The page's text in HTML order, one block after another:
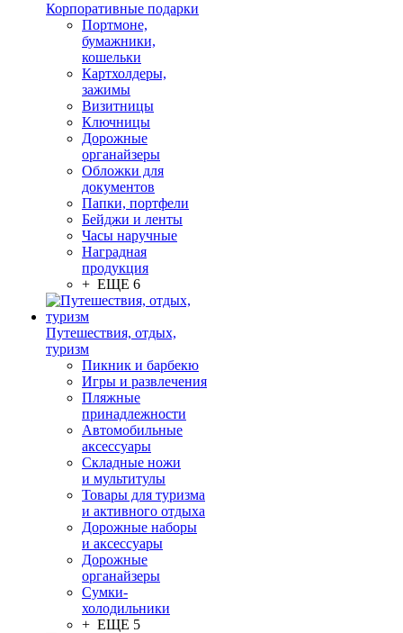
Корпоративные подарки
Портмоне,
бумажники,
кошельки
Картхолдеры,
зажимы
Визитницы
Ключницы
Дорожные
органайзеры
Обложки для
документов
Папки, портфели
Бейджи и ленты
Часы наручные
Наградная
продукция
+ ЕЩЕ 6
Путешествия, отдых,
туризм
Пикник и барбекю
Игры и развлечения
Пляжные
принадлежности
Автомобильные
аксессуары
Складные ножи
и мультитулы
Товары для туризма
и активного отдыха
Дорожные наборы
и аксессуары
Дорожные
органайзеры
Сумки-
холодильники
+ ЕЩЕ 5